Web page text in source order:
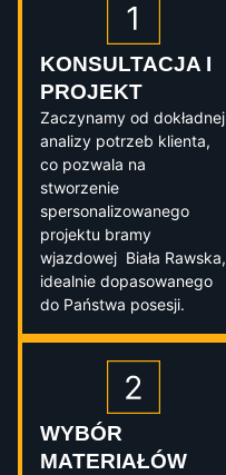
KONSULTACJA I
PROJEKT
Zaczynamy od dokładnej
analizy potrzeb klienta,
co pozwala na
stworzenie
spersonalizowanego
projektu bramy
wjazdowej Biała Rawska,
idealnie dopasowanego
do Państwa posesji.
WYBÓR
MATERIAŁÓW